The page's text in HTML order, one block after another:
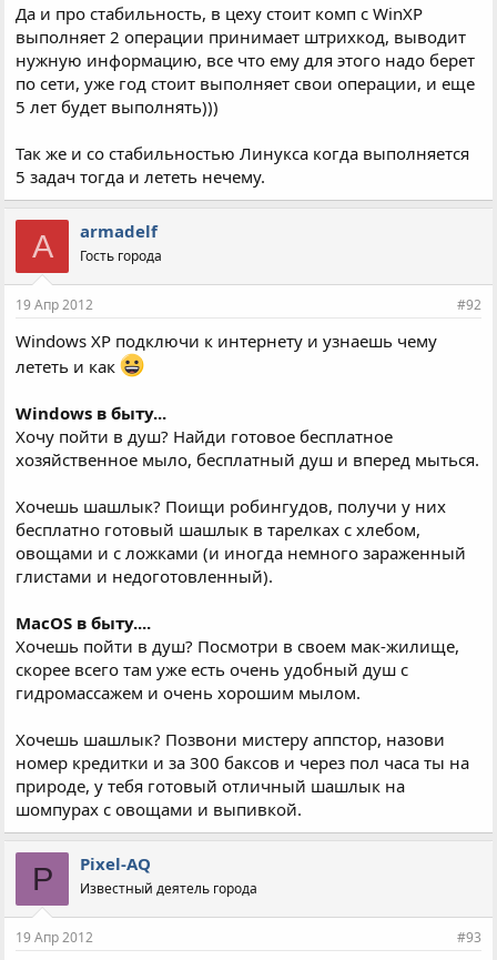
Да и про стабильность, в цеху стоит комп с WinXP
выполняет 2 операции принимает штрихкод, выводит
нужную информацию, все что ему для этого надо берет
по сети, уже год стоит выполняет свои операции, и еще
5 лет будет выполнять)))
Так же и со стабильностью Линукса когда выполняется
5 задач тогда и лететь нечему.
A armadelf
Гость города
19 Апр 2012 #92
Windows XP подключи к интернету и узнаешь чему
лететь и как
Windows в быту...
Хочу пойти в душ? Найди готовое бесплатное
хозяйственное мыло, бесплатный душ и вперед мыться.
Хочешь шашлык? Поищи робингудов, получи у них
бесплатно готовый шашлык в тарелках с хлебом,
овощами и с ложками (и иногда немного зараженный
глистами и недоготовленный).
MacOS в быту....
Хочешь пойти в душ? Посмотри в своем мак-жилище,
скорее всего там уже есть очень удобный душ с
гидромассажем и очень хорошим мылом.
Хочешь шашлык? Позвони мистеру аппстор, назови
номер кредитки и за 300 баксов и через пол часа ты на
природе, у тебя готовый отличный шашлык на
шомпурах с овощами и выпивкой.
P Pixel-AQ
Известный деятель города
19 Апр 2012 #93